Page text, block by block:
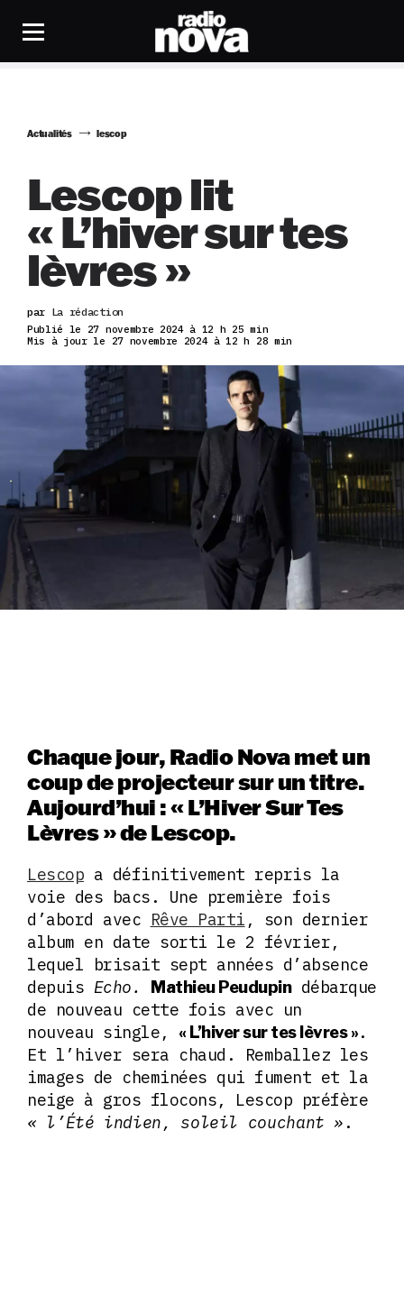
Actualités lescop
Lescop lit
« L’hiver sur tes
lèvres »
par La rédaction
Publié le 27 novembre 2024 à 12 h 25 min
Mis à jour le 27 novembre 2024 à 12 h 28 min
Chaque jour, Radio Nova met un
coup de projecteur sur un titre.
Aujourd’hui : « L’Hiver Sur Tes
Lèvres » de Lescop.
Lescop a définitivement repris la
voie des bacs. Une première fois
d’abord avec Rêve Parti , son dernier
album en date sorti le 2 février,
lequel brisait sept années d’absence
depuis Echo. Mathieu Peudupindébarque
de nouveau cette fois avec un
nouveau single, « L’hiver sur tes lèvres ».
Et l’hiver sera chaud. Remballez les
images de cheminées qui fument et la
neige à gros flocons, Lescop préfère
« l’Été indien, soleil couchant » .